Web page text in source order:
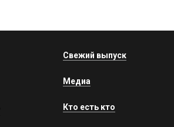
Свежий выпуск
Медиа
Кто есть кто